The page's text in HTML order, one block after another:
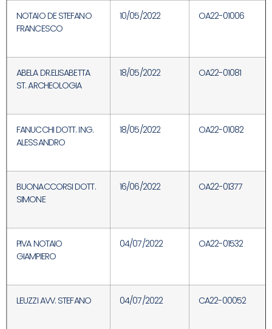
NOTAIO DE STEFANO
FRANCESCO
10/05/2022 OA22-01006
ABELA DR.ELISABETTA
ST. ARCHEOLOGIA
18/05/2022 OA22-01081
FANUCCHI DOTT. ING.
ALESSANDRO
18/05/2022 OA22-01082
BUONACCORSI DOTT.
SIMONE
16/06/2022 OA22-01377
PIVA NOTAIO
GIAMPIERO
04/07/2022 OA22-01532
LEUZZI AVV. STEFANO 04/07/2022 CA22-00052